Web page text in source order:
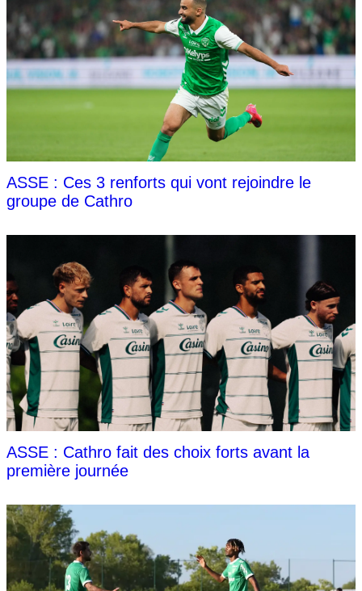
ASSE : Ces 3 renforts qui vont rejoindre le
groupe de Cathro
ASSE : Cathro fait des choix forts avant la
première journée